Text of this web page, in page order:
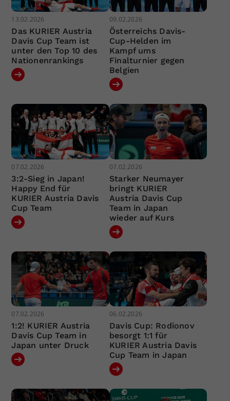
13.02.2026
Das KURIER Austria
Davis Cup Team ist
unter den Top 10 des
Nationenrankings
09.02.2026
Österreichs Davis-
Cup-Helden im
Kampf ums
Finalturnier gegen
Belgien
07.02.2026
3:2-Sieg in Japan!
Happy End für
KURIER Austria Davis
Cup Team
07.02.2026
Starker Neumayer
bringt KURIER
Austria Davis Cup
Team in Japan
wieder auf Kurs
07.02.2026
1:2! KURIER Austria
Davis Cup Team in
Japan unter Druck
06.02.2026
Davis Cup: Rodionov
besorgt 1:1 für
KURIER Austria Davis
Cup Team in Japan